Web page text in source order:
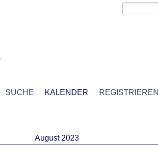
SUCHE KALENDER REGISTRIEREN
August 2023